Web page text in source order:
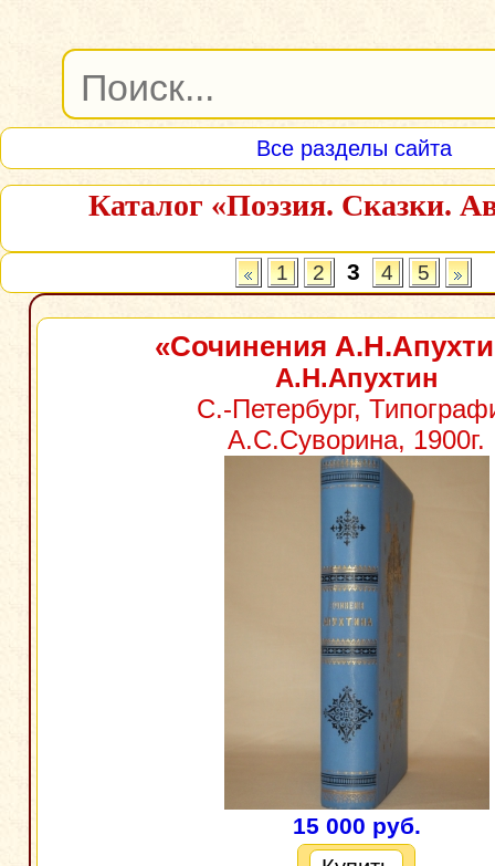
Все разделы сайта
Каталог «Поэзия. Сказки.
1 2 3 4 5
«Сочинения
А.Н.Апухтин
С.-Петербург,
А.С.Суворина, 1900г.
15 000 руб.